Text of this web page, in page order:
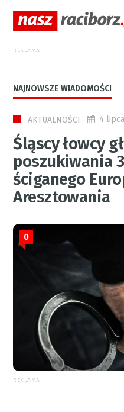
REKLAMA
NAJNOWSZE WIADOMOŚCI
AKTUALNOŚCI 4
Śląscy łowcy
poszukiwania
ściganego
Aresztowania
0
REKLAMA